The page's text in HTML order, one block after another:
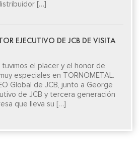
[…]
EJECUTIVO DE JCB DE VISITA
el placer y el honor de
especiales en TORNOMETAL.
Global de JCB, junto a George
de JCB y tercera generación
que lleva su […]